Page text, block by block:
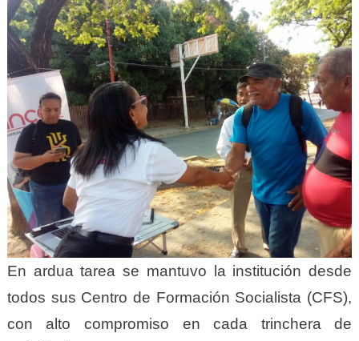
En ardua tarea se mantuvo la institución desde
todos sus Centro de Formación Socialista (CFS),
con alto compromiso en cada trinchera de